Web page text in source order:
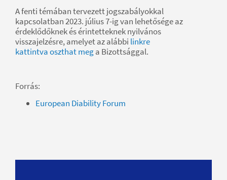
A fenti témában tervezett jogszabályokkal
kapcsolatban 2023. július 7-ig van lehetősége az
érdeklődőknek és érintetteknek nyilvános
visszajelzésre, amelyet az alábbi linkre
kattintva oszthat mega Bizottsággal.
Forrás:
European Diability Forum